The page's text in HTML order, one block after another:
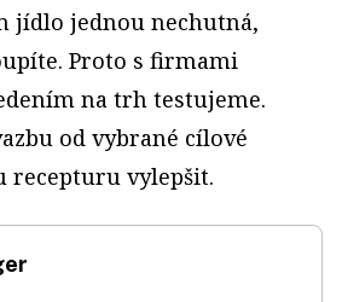
jídlo jednou nechutná,
Proto s firmami
na trh testujeme.
od vybrané cílové
recepturu vylepšit.